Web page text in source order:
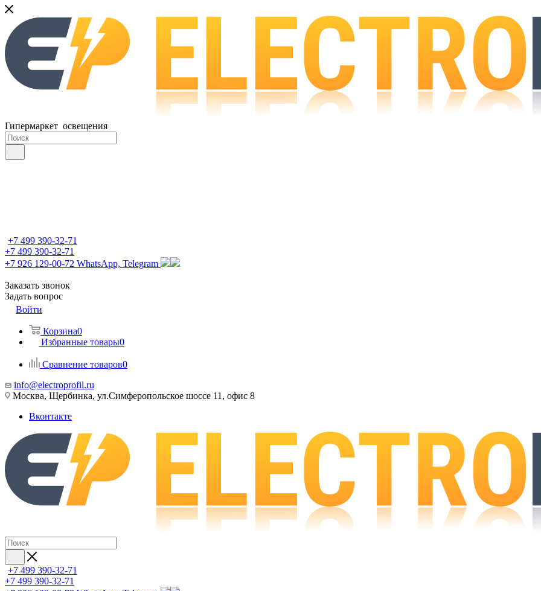
Гипермаркет освещения
+7 499 390-32-71
+7 499 390-32-71
+7 926 129-00-72 WhatsApp, Telegram
Заказать звонок
Задать вопрос
Войти
Корзина0
Избранные товары0
Сравнение товаров0
info@electroprofil.ru
Москва, Щербинка, ул.Симферопольское шоссе 11, офис 8
Вконтакте
+7 499 390-32-71
+7 499 390-32-71